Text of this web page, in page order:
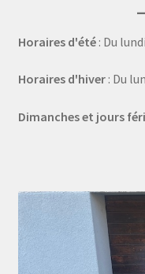
Horaires d'été: Du
Horaires d'hiver: Du
Dimanches et jours